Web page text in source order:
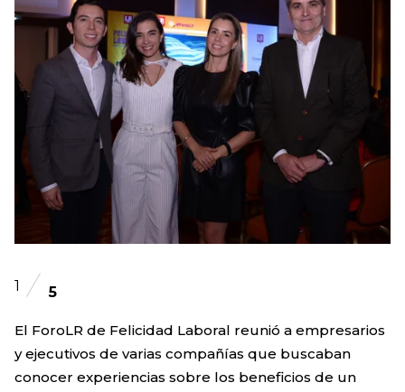
1 5
El ForoLR de Felicidad Laboral reunió a empresarios
y ejecutivos de varias compañías que buscaban
conocer experiencias sobre los beneficios de un